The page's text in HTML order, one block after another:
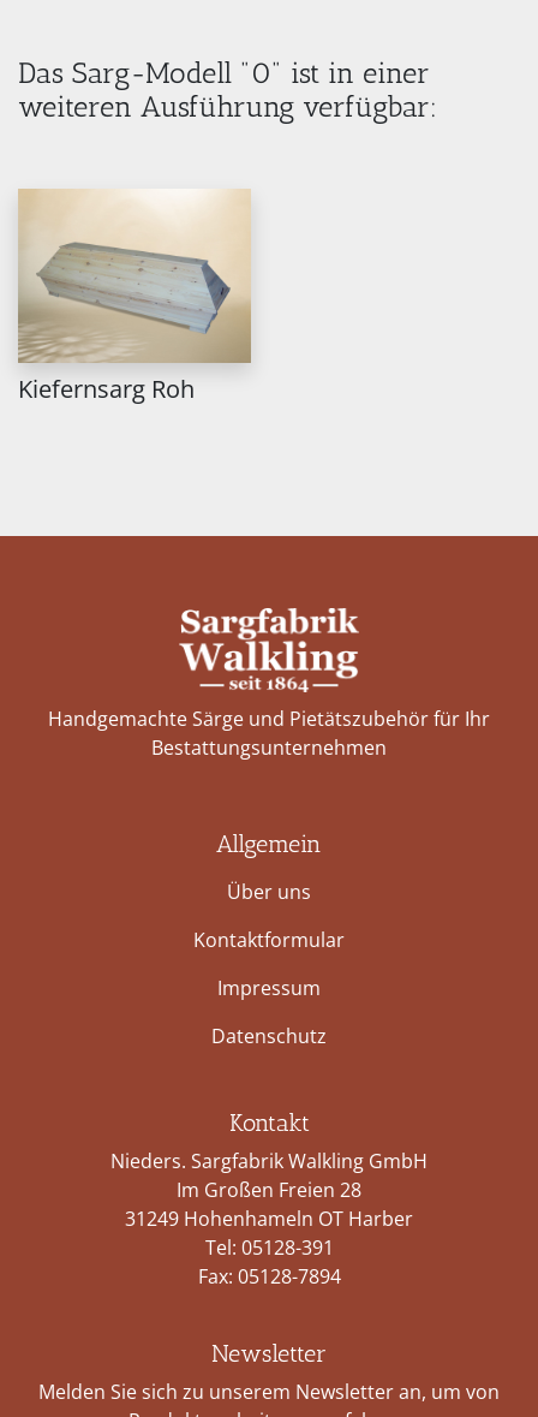
Das Sarg-Modell "0" ist in einer
weiteren Ausführung verfügbar:
Kiefernsarg Roh
Handgemachte Särge und Pietätszubehör für Ihr
Bestattungs­unternehmen
Allgemein
Über uns
Kontaktformular
Impressum
Datenschutz
Kontakt
Nieders. Sargfabrik Walkling GmbH
Im Großen Freien 28
31249 Hohenhameln OT Harber
Tel: 05128-391
Fax: 05128-7894
Newsletter
Melden Sie sich zu unserem Newsletter an, um von